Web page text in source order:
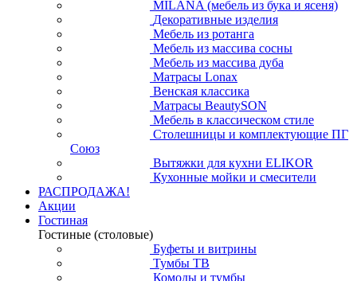
MILANA (мебель из бука и ясеня)
Декоративные изделия
Мебель из ротанга
Мебель из массива сосны
Мебель из массива дуба
Матрасы Lonax
Венская классика
Матрасы BeautySON
Мебель в классическом стиле
Столешницы и комплектующие ПГ
Союз
Вытяжки для кухни ELIKOR
Кухонные мойки и смесители
РАСПРОДАЖА!
Акции
Гостиная
Гостиные (столовые)
Буфеты и витрины
Тумбы ТВ
Комоды и тумбы